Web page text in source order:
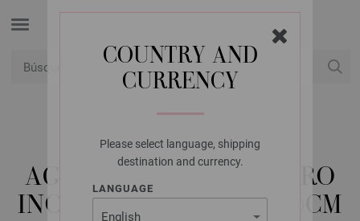
COUNTRY AND
CURRENCY
Please select language, shipping
destination and currency.
LANGUAGE
LANA GROSSA
AGUJA CIRCULAR ACERO
INOXIDABLE NO. 3,5/40CM